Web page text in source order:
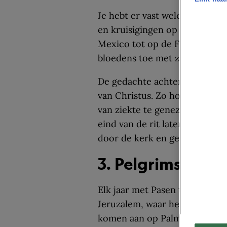
Je hebt er vast weleens een
en kruisigingen op Goede
Mexico tot op de Filipijnen.
bloedens toe met zwepen op
De gedachte achter het
van Christus. Zo hopen de
van ziekte te genezen of
eind van de rit laten sommige
door de kerk en
3. Pelgrimstocht
Elk jaar met Pasen trekken
Jeruzalem, waar het
komen aan op Palmzondag,